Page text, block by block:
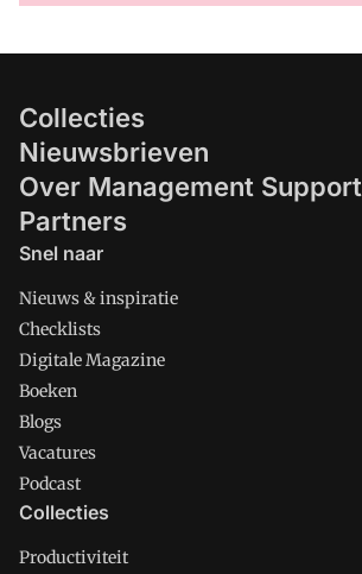
Collecties
Nieuwsbrieven
Over Management Support
Partners
Snel naar
Nieuws & inspiratie
Checklists
Digitale Magazine
Boeken
Blogs
Vacatures
Podcast
Collecties
Productiviteit